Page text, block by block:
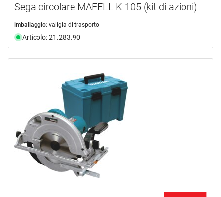
Sega circolare MAFELL K 105 (kit di azioni)
imballaggio: valigia di trasporto
Articolo: 21.283.90